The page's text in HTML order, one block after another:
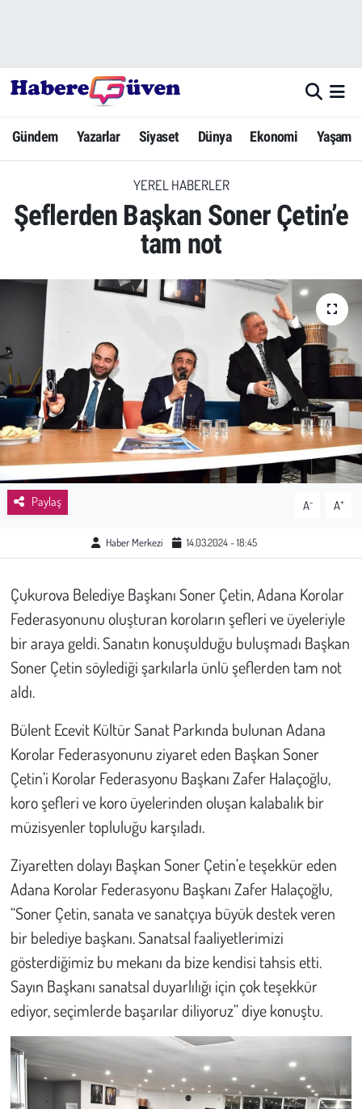
Gündem Yazarlar Siyaset Dünya Ekonomi Yaşam
YEREL HABERLER
Şeflerden Başkan Soner Çetin’e
tam not
Paylaş A- A+
Haber Merkezi 14.03.2024 - 18:45
Çukurova Belediye Başkanı Soner Çetin, Adana Korolar
Federasyonunu oluşturan koroların şefleri ve üyeleriyle
bir araya geldi. Sanatın konuşulduğu buluşmadı Başkan
Soner Çetin söylediği şarkılarla ünlü şeflerden tam not
aldı.
Bülent Ecevit Kültür Sanat Parkında bulunan Adana
Korolar Federasyonunu ziyaret eden Başkan Soner
Çetin’i Korolar Federasyonu Başkanı Zafer Halaçoğlu,
koro şefleri ve koro üyelerinden oluşan kalabalık bir
müzisyenler topluluğu karşıladı.
Ziyaretten dolayı Başkan Soner Çetin’e teşekkür eden
Adana Korolar Federasyonu Başkanı Zafer Halaçoğlu,
“Soner Çetin, sanata ve sanatçıya büyük destek veren
bir belediye başkanı. Sanatsal faaliyetlerimizi
gösterdiğimiz bu mekanı da bize kendisi tahsis etti.
Sayın Başkanı sanatsal duyarlılığı için çok teşekkür
ediyor, seçimlerde başarılar diliyoruz” diye konuştu.
Yazarlar
Dünya
Ekonomi
Yerel Haberler
Eğitim
Sağlık
Kadın
Emek
Spor
Çocuk
Kültür Sanat
Bilim - Teknoloji
İnsan Hakları
Hayvan Hakları
Çevre
Galeri
Vefat İlanları
Tarih
Hukuk
Tarım
Son Dakika
Kent
Hava Durumu
Trafik Durumu
Süper Lig Puan Durumu ve Fikstür
Tüm Manşetler
Haber Arşivi